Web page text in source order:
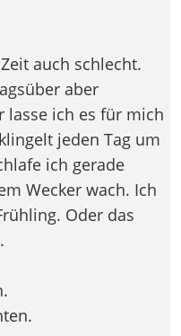
auch schlecht.
aber
ich es für mich
jeden Tag um
ich gerade
Wecker wach. Ich
Oder das